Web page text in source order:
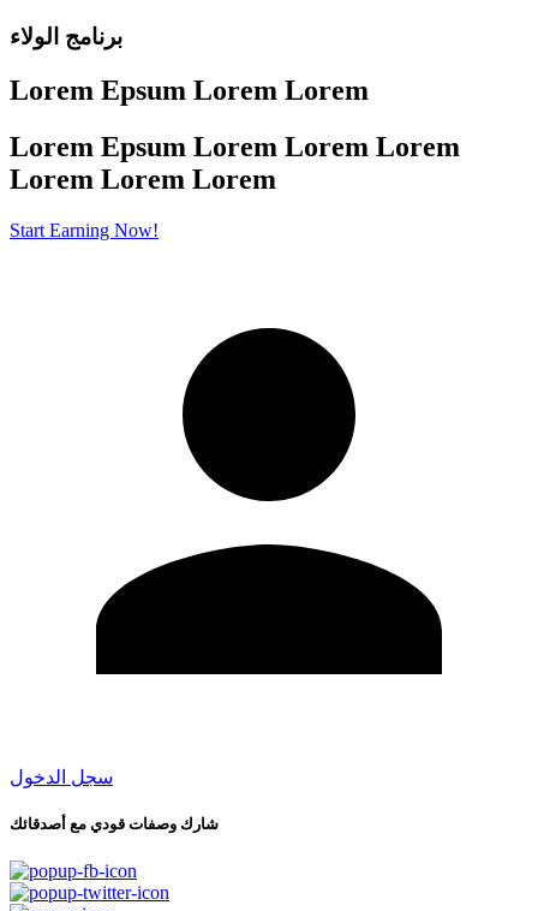
برنامج الولاء
Lorem Epsum Lorem Lorem
Lorem Epsum Lorem Lorem Lorem
Lorem Lorem Lorem
Start Earning Now!
سجل الدخول
شارك وصفات قودي مع أصدقائك